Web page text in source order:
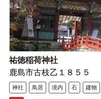
祐徳稲荷神社
鹿島市古枝乙１８５５
神社 鳥居 境内 石 建物